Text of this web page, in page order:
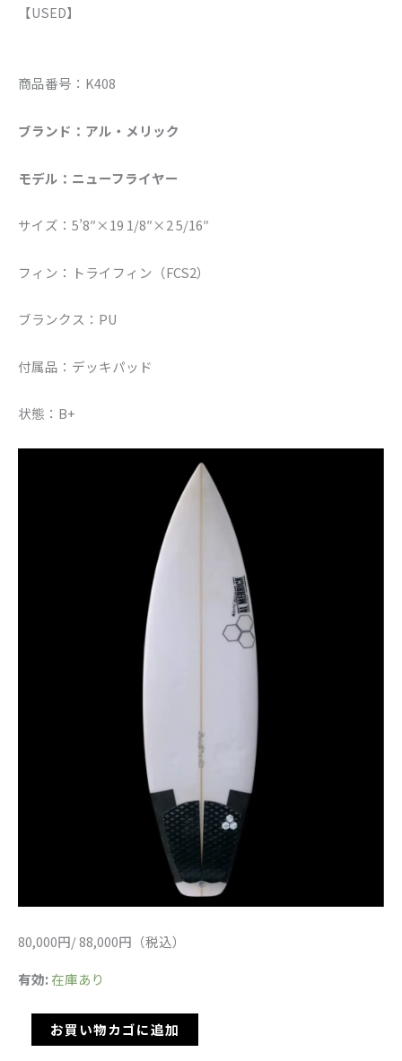
し
【USED】
商品番号：K408
ブランド：アル・メリック
モデル：ニューフライヤー
サイズ：5’8″×19 1/8″×2 5/16″
フィン：トライフィン（FCS2）
ブランクス：PU
付属品：デッキパッド
状態：B+
80,000円/ 88,000円（税込）
有効: 在庫あり
Al
1/8″×2
個
お買い物カゴに追加